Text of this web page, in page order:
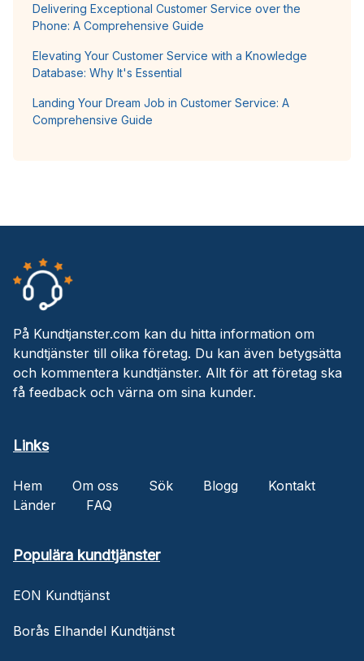
Delivering Exceptional Customer Service over the
Phone: A Comprehensive Guide
Elevating Your Customer Service with a Knowledge
Database: Why It's Essential
Landing Your Dream Job in Customer Service: A
Comprehensive Guide
På Kundtjanster.com kan du hitta information om
kundtjänster till olika företag. Du kan även betygsätta
och kommentera kundtjänster. Allt för att företag ska
få feedback och värna om sina kunder.
Links
Hem Om oss Sök Blogg
Kontakt
Länder
FAQ
Populära kundtjänster
EON Kundtjänst
Borås Elhandel Kundtjänst